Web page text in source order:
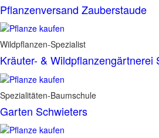
Pflanzenversand Zauberstaude
Wildpflanzen-Spezialist
Kräuter- & Wildpflanzengärtnerei
Spezialitäten-Baumschule
Garten Schwieters